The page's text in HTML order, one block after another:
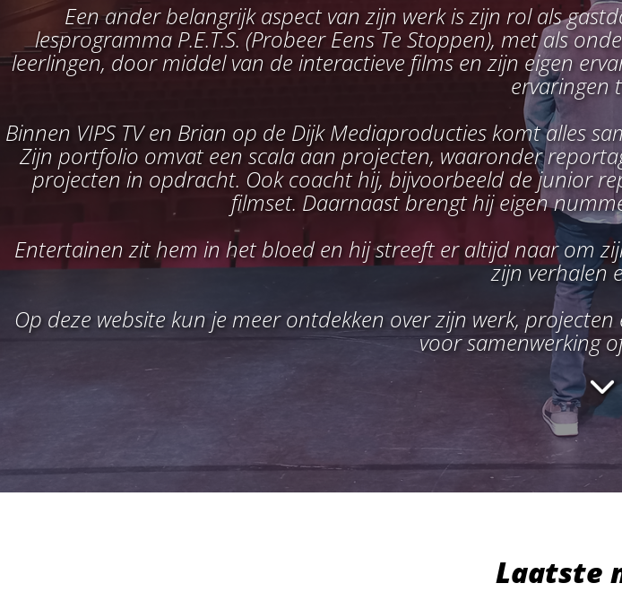
Een ander belangrijk aspect van zijn werk is zijn rol als
lesprogramma P.E.T.S. (Probeer Eens Te Stoppen), met als
leerlingen, door middel van de interactieve films en zijn eigen
ervaringen
Binnen VIPS TV en Brian op de Dijk Mediaproducties komt alles
Zijn portfolio omvat een scala aan projecten, waaronder
projecten in opdracht. Ook coacht hij, bijvoorbeeld de junior
filmset. Daarnaast brengt hij eigen
Entertainen zit hem in het bloed en hij streeft er altijd naar om
zijn verhalen
Op deze website kun je meer ontdekken over zijn werk,
voor samenwerking
Laatste